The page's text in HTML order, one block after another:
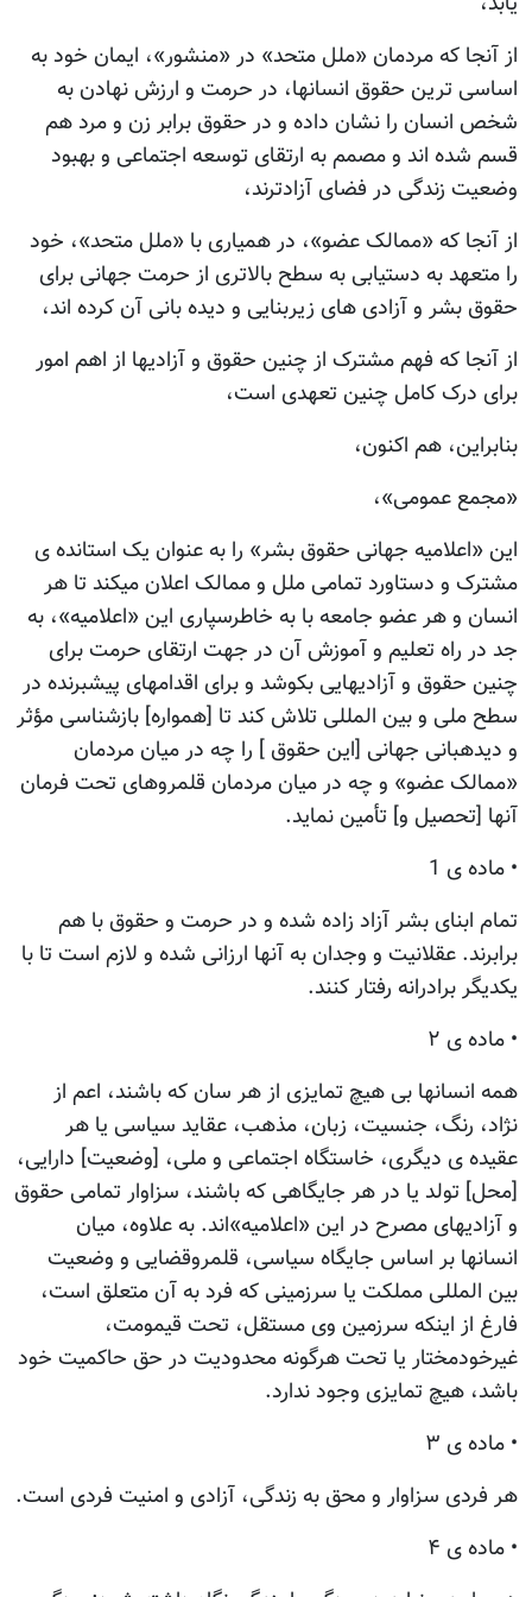
از آنجا که مردمان «ملل متحد» در «منشور»، ایمان خود به
اساسی ترین حقوق انسانها، در حرمت و ارزش نهادن به
شخص انسان را نشان داده و در حقوق برابر زن و مرد هم
قسم شده اند و مصمم به ارتقای توسعه اجتماعی و بهبود
وضعیت زندگی در فضای آزادترند،
از آنجا که «ممالک عضو»، در همیاری با «ملل متحد»، خود
را متعهد به دستیابی به سطح بالاتری از حرمت جهانی برای
حقوق بشر و آزادی های زیربنایی و دیده بانی آن کرده اند،
از آنجا که فهم مشترک از چنین حقوق و آزادیها از اهم امور
برای درک کامل چنین تعهدی است،
بنابراین، هم اکنون،
«مجمع عمومی»،
این «اعلامیه جهانی حقوق بشر» را به عنوان یک استانده ی
مشترک و دستاورد تمامی ملل و ممالک اعلان میکند تا هر
انسان و هر عضو جامعه با به خاطرسپاری این «اعلامیه»، به
جد در راه تعلیم و آموزش آن در جهت ارتقای حرمت برای
چنین حقوق و آزادیهایی بکوشد و برای اقدامهای پیشبرنده در
سطح ملی و بین المللی تلاش کند تا [همواره] بازشناسی مؤثر
و دیدهبانی جهانی [این حقوق ] را چه در میان مردمان
«ممالک عضو» و چه در میان مردمان قلمروهای تحت فرمان
آنها [تحصیل و] تأمین نماید.
• ماده ی 1
تمام ابنای بشر آزاد زاده شده و در حرمت و حقوق با هم
برابرند. عقلانیت و وجدان به آنها ارزانی شده و لازم است تا با
یکدیگر برادرانه رفتار کنند.
• ماده ی ۲
همه انسانها بی هیچ تمایزی از هر سان که باشند، اعم از
نژاد، رنگ، جنسیت، زبان، مذهب، عقاید سیاسی یا هر
عقیده ی دیگری، خاستگاه اجتماعی و ملی، [وضعیت] دارایی،
[محل] تولد یا در هر جایگاهی که باشند، سزاوار تمامی حقوق
و آزادیهای مصرح در این «اعلامیه»اند. به علاوه، میان
انسانها بر اساس جایگاه سیاسی، قلمروقضایی و وضعیت
بین المللی مملکت یا سرزمینی که فرد به آن متعلق است،
فارغ از اینکه سرزمین وی مستقل، تحت قیمومت،
غیرخودمختار یا تحت هرگونه محدودیت در حق حاکمیت خود
باشد، هیچ تمایزی وجود ندارد.
• ماده ی ۳
هر فردی سزاوار و محق به زندگی، آزادی و امنیت فردی است.
• ماده ی ۴